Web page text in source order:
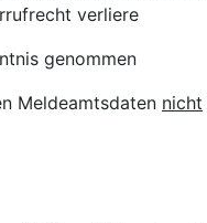
verliere
genommen
Meldeamtsdaten nicht